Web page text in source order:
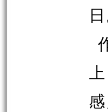
日